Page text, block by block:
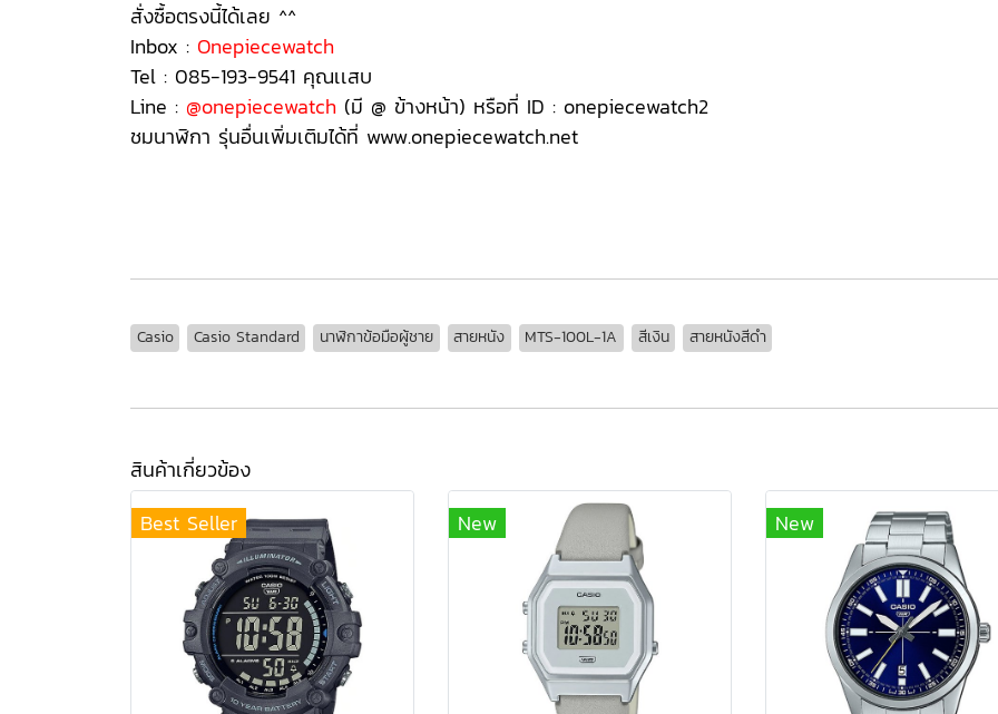
สั่งซื้อตรงนี้ได้เลย ^^
Inbox : Onepiecewatch
Tel : 085-193-9541 คุณเเสบ
Line : @onepiecewatch (มี @ ข้างหน้า) หรือที่ ID : onepiecewatch2
ชมนาฬิกา รุ่นอื่นเพิ่มเติมได้ที่ www.onepiecewatch.net
Casio Casio Standard นาฬิกาข้อมือผู้ชาย สายหนัง MTS-100L-1A สีเงิน สายหนังสีดำ
สินค้าเกี่ยวข้อง
Best Seller
New New